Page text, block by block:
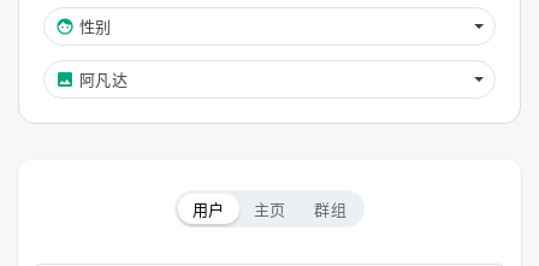
性别
阿凡达
用户 主页 群组